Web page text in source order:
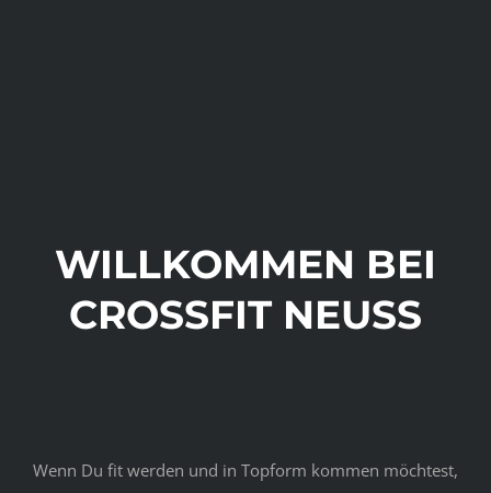
WILLKOMMEN BEI
CROSSFIT NEUSS
Wenn Du fit werden und in Topform kommen möchtest,